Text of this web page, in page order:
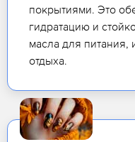
покрытиями. Это
гидратацию и
масла для питания,
отдыха.